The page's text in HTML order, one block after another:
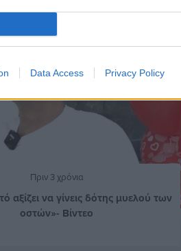
Data Access Privacy Policy
Πριν 3 χρόνια
αξίζει να γίνεις δότης μυελού των
οστών»- Βίντεο